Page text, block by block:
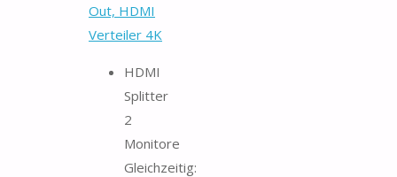
Out, HDMI
Verteiler 4K
HDMI
Splitter
2
Monitore
Gleichzeitig: